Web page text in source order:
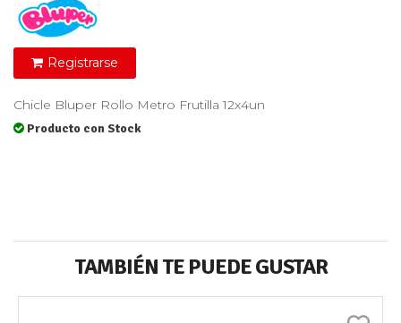
Registrarse
Chicle Bluper Rollo Metro Frutilla 12x4un
Producto con Stock
TAMBIÉN TE PUEDE GUSTAR